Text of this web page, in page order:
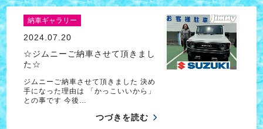
納車ギャラリー
2024.07.20
☆ジムニーご納車させて頂きまし
た☆
ジムニーご納車させて頂きました 決め
手になった理由は 「かっこいいから」
との事です 今後…
つづきを読む